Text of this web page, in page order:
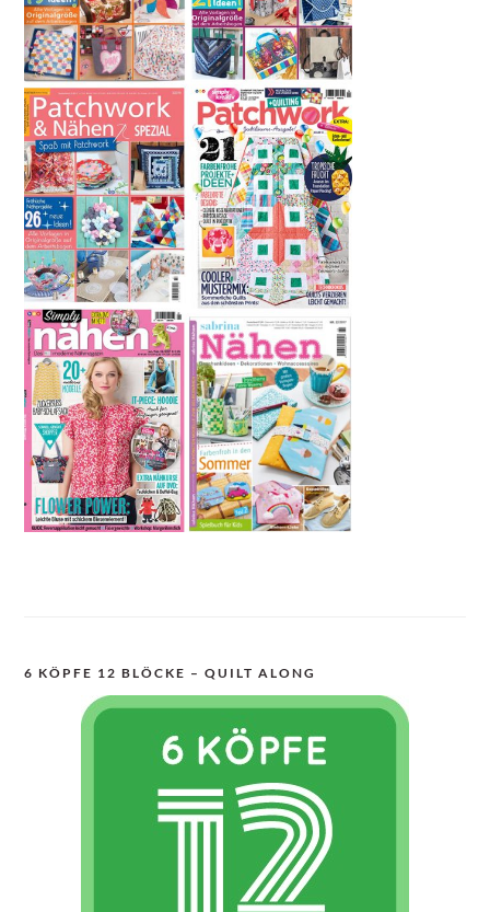
6 KÖPFE 12 BLÖCKE – QUILT ALONG